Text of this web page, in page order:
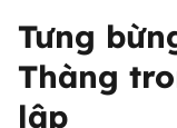
Tưng
Thàng
lập